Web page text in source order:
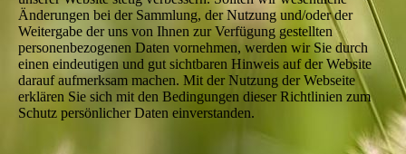
Änderungen bei der Sammlung, der Nutzung und/oder der
Weitergabe der uns von Ihnen zur Verfügung gestellten
personenbezogenen Daten vornehmen, werden wir Sie durch
einen eindeutigen und gut sichtbaren Hinweis auf der Website
darauf aufmerksam machen. Mit der Nutzung der Webseite
erklären Sie sich mit den Bedingungen dieser Richtlinien zum
Schutz persönlicher Daten einverstanden.